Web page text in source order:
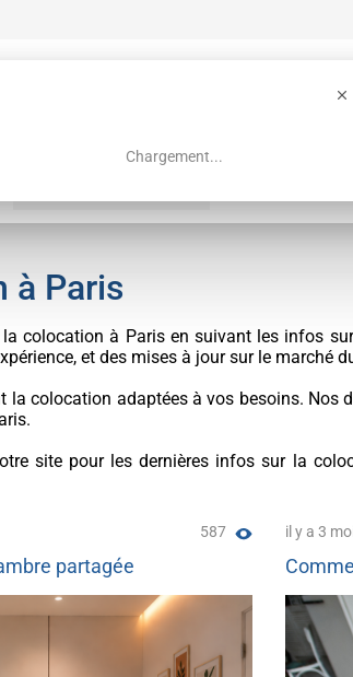
Chargement...
à Paris
colocation à Paris en suivant les infos
et des mises à jour sur le marché
la colocation adaptées à vos besoins.
site pour les dernières infos sur la
587
partagée
il y a 3